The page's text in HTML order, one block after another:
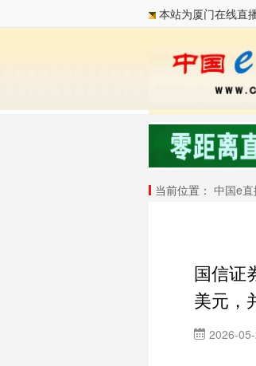
本站为厦门在线直
当前位置： 中国e
国信证
美元，
2026-